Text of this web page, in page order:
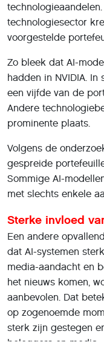
technologiesector
voorgestelde
Zo bleek dat AI-
hadden in NVIDIA.
een vijfde van de
Andere
prominente plaats.
Volgens de
gespreide
Sommige AI-
met slechts enkele
Sterke invloed
Een andere
dat AI-systemen
media-aandacht en
het nieuws komen,
aanbevolen. Dat
op zogenoemde
sterk zijn gestegen